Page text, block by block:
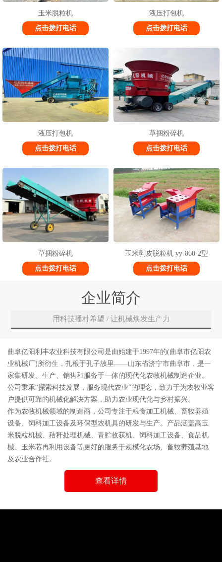
玉米脱粒机
点击拨打电话
液压打包机
点击拨打电话
液压打包机
点击拨打电话
草捆粉碎机
点击拨打电话
草捆粉碎机
点击拨打电话
玉米剥皮脱粒机 yy-860-2型
点击拨打电话
企业简介
用科技播种希望 / 让机械焕发生产力
曲阜亿阳利丰农业科技有限公司是由始建于1997年的(曲阜市亿阳农
业机械厂)所衍生，扎根于孔子故里——山东省济宁市曲阜市，是一
家集研发、生产、销售和服务于一体的现代化农牧机械制造企业。
公司秉承“探索科技发展，服务现代农业”的理念，致力于为农牧业客
户提供可靠的机械化解决方案，助力农业现代化与乡村振兴。
作为农牧机械领域的制造商，公司专注于粮食加工机械、畜牧养殖
设备、饲料加工设备及环保型农机具的研发与生产。产品涵盖高玉
米脱粒机械、秸秆处理机械、青贮收获机、饲料加工设备、食品机
械、玉米芯再利用设备等更好的服务于规模化农场、畜牧养殖基地
及农业合作社。
查看详情